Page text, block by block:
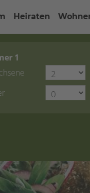
Heiraten
1